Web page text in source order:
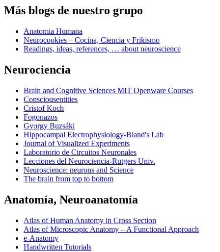
Más blogs de nuestro grupo
Anatomia Humana
Neurocookies – Cocina, Ciencia y Frikismo
Readings, ideas, references, … about neuroscience
Neurociencia
Brain and Cognitive Sciences MIT Openware Courses
Consciousentities
Cristof Koch
Fogonazos
Gyorgy Buzsáki
Hippocampal Electrophysiology-Bland's Lab
Journal of Visualized Experiments
Laboratorio de Circuitos Neuronales
Lecciones del Neurociencia-Rutgers Univ.
Neuroscience: neurons and Science
The brain from top to bottom
Anatomía, Neuroanatomía
Atlas of Human Anatomy in Cross Section
Atlas of Microscopic Anatomy – A Functional Approach
e-Anatomy
Handwritten Tutorials